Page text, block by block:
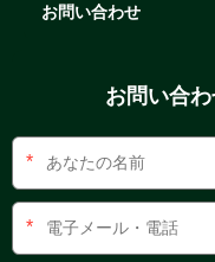
お問い合わせ
お問い合
*
*